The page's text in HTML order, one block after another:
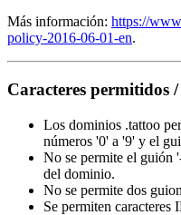
Más información: https://
policy-2016-06-01-en.
Caracteres permitidos
Los dominios .tattoo
números '0' a '9' y el
No se permite el guión
del dominio.
No se permite dos
Se permiten